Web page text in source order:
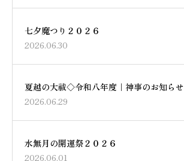
七夕魔つり２０２６
2026.06.30
夏越の大祓◇令和八年度｜神事のお知らせ
2026.06.29
水無月の開運祭２０２６
2026.06.01